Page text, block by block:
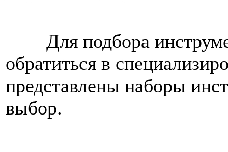
Для подбора
обратиться в
представлены наборы
выбор.